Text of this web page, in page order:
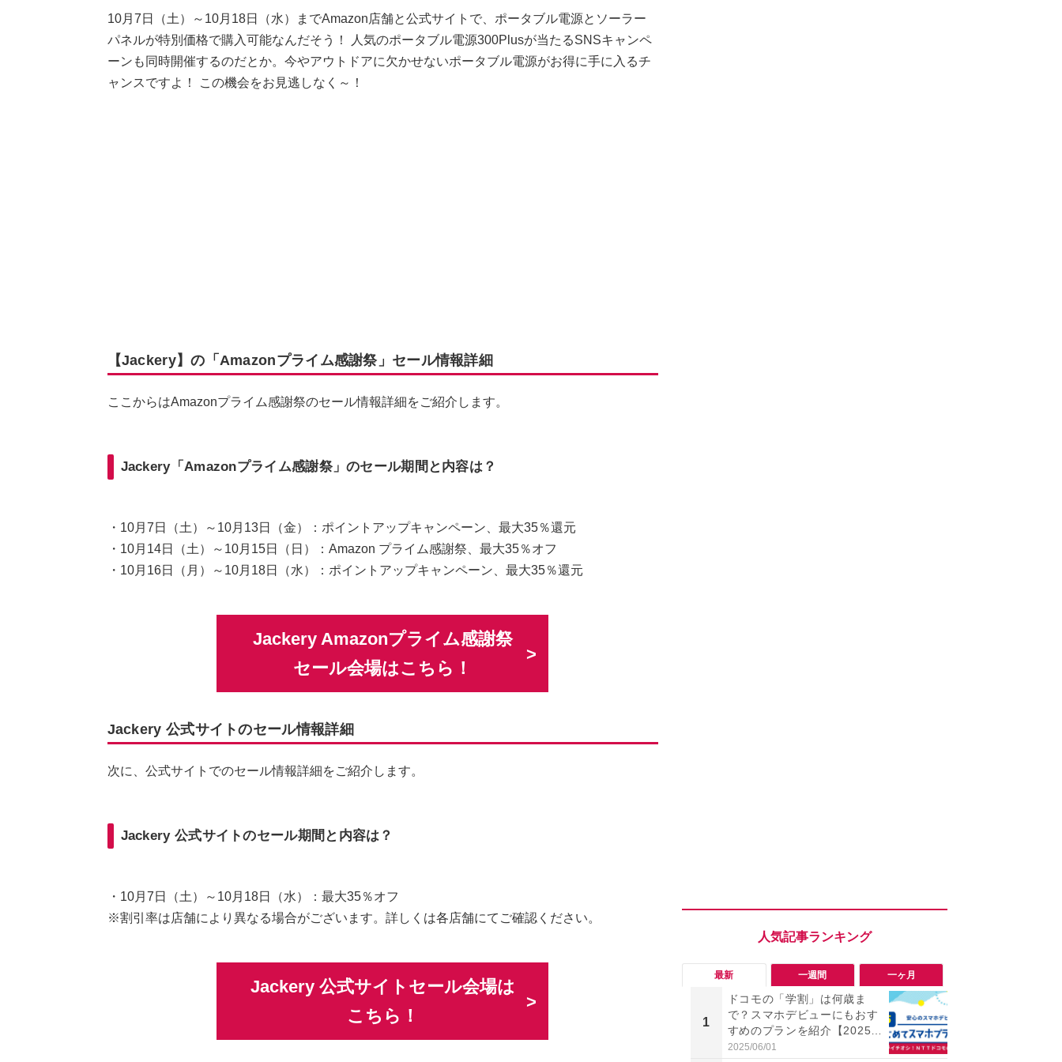
10月7日（土）～10月18日（水）までAmazon店舗と公式サイトで、ポータブル電源とソーラー
パネルが特別価格で購入可能なんだそう！ 人気のポータブル電源300Plusが当たるSNSキャンペ
ーンも同時開催するのだとか。今やアウトドアに欠かせないポータブル電源がお得に手に入るチ
ャンスですよ！ この機会をお見逃しなく～！
【Jackery】の「Amazonプライム感謝祭」セール情報詳細
ここからはAmazonプライム感謝祭のセール情報詳細をご紹介します。
Jackery「Amazonプライム感謝祭」のセール期間と内容は？
・10月7日（土）～10月13日（金）：ポイントアップキャンペーン、最大35％還元
・10月14日（土）～10月15日（日）：Amazon プライム感謝祭、最大35％オフ
・10月16日（月）～10月18日（水）：ポイントアップキャンペーン、最大35％還元
Jackery Amazonプライム感謝祭
セール会場はこちら！
Jackery 公式サイトのセール情報詳細
次に、公式サイトでのセール情報詳細をご紹介します。
Jackery 公式サイトのセール期間と内容は？
・10月7日（土）～10月18日（水）：最大35％オフ
※割引率は店舗により異なる場合がございます。詳しくは各店舗にてご確認ください。
Jackery 公式サイトセール会場は
こちら！
最新 一週間 一ヶ月
1
ドコモの「学割」は何歳ま
で？スマホデビューにもおす
すめのプランを紹介【2025年
最新】
2025/06/01